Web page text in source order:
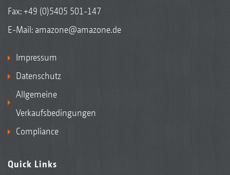
Fax: +49 (0)5405 501-147
E-Mail: amazone@amazone.de
Impressum
Datenschutz
Allgemeine
Verkaufsbedingungen
Compliance
Quick Links